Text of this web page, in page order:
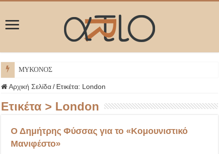
ΜΥΚΟΝΟΣ
Αρχική Σελίδα / Ετικέτα: London
Ετικέτα > London
Ο Δημήτρης Φύσσας για το «Κομουνιστικό
Μανιφέστο»